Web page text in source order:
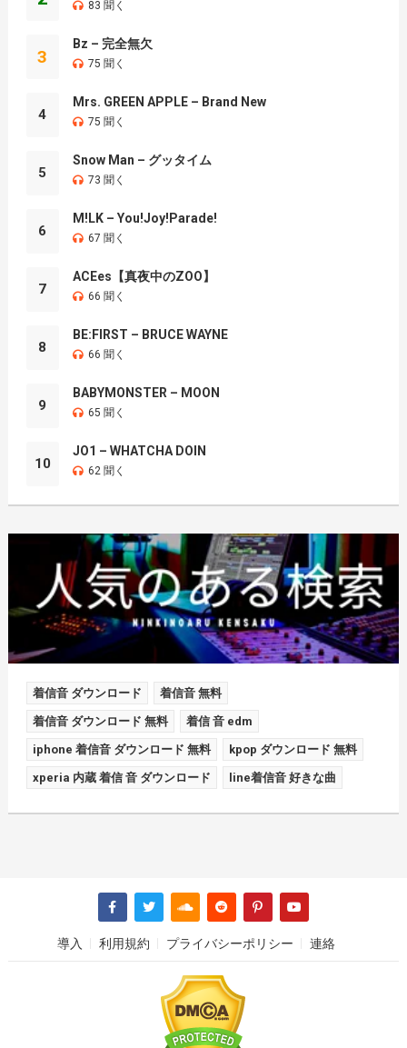
83 聞く
3
Bz – 完全無欠
75 聞く
4
Mrs. GREEN APPLE – Brand New
75 聞く
5
Snow Man – グッタイム
73 聞く
6
M!LK – You!Joy!Parade!
67 聞く
7
ACEes【真夜中のZOO】
66 聞く
8
BE:FIRST – BRUCE WAYNE
66 聞く
9
BABYMONSTER – MOON
65 聞く
10
JO1 – WHATCHA DOIN
62 聞く
着信音 ダウンロード 着信音 無料
着信音 ダウンロード 無料 着信 音 edm
iphone 着信音 ダウンロード 無料 kpop ダウンロード 無料
xperia 内蔵 着信 音 ダウンロード line着信音 好きな曲
導入 利用規約 プライバシーポリシー 連絡